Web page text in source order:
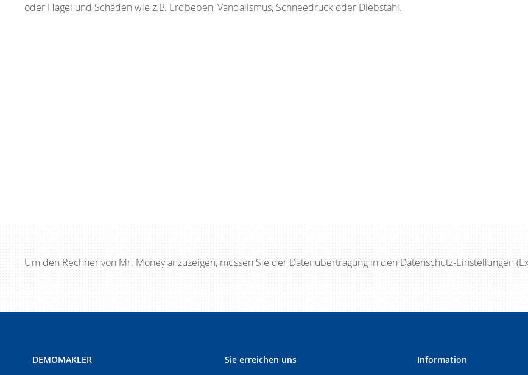
oder Hagel und Schäden wie z.B. Erdbeben, Vandalismus, Schneedruck oder Diebstahl.
Um den Rechner von Mr. Money anzuzeigen, müssen Sie der Datenübertragung in den Datenschutz-Einstellungen
DEMOMAKLER Sie erreichen uns Information